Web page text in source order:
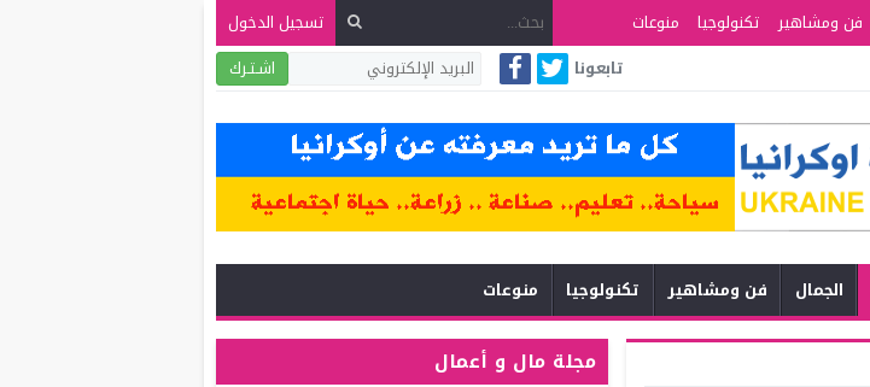
فن ومشاهير تكنولوجيا منوعات
تسجيل الدخول
اشـتـرك تابعونا
الجمال فن ومشاهير تكنولوجيا منوعات
مجلة مال و أعمال